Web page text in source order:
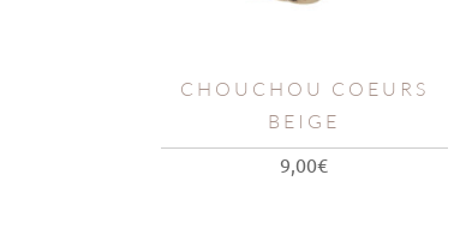
CHOUCHOU COEURS
BEIGE
9,00€